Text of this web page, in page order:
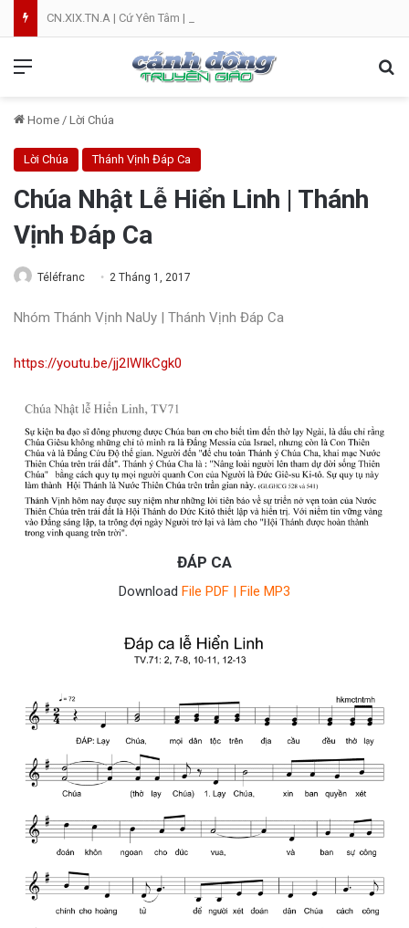
CN.XIX.TN.A | Cứ Yên Tâm | NVT
Home / Lời Chúa
Lời Chúa Thánh Vịnh Đáp Ca
Chúa Nhật Lễ Hiển Linh | Thánh
Vịnh Đáp Ca
Téléfranc 2 Tháng 1, 2017
Nhóm Thánh Vịnh NaUy | Thánh Vịnh Đáp Ca
https://youtu.be/jj2IWIkCgk0
ĐÁP CA
Download File PDF | File MP3